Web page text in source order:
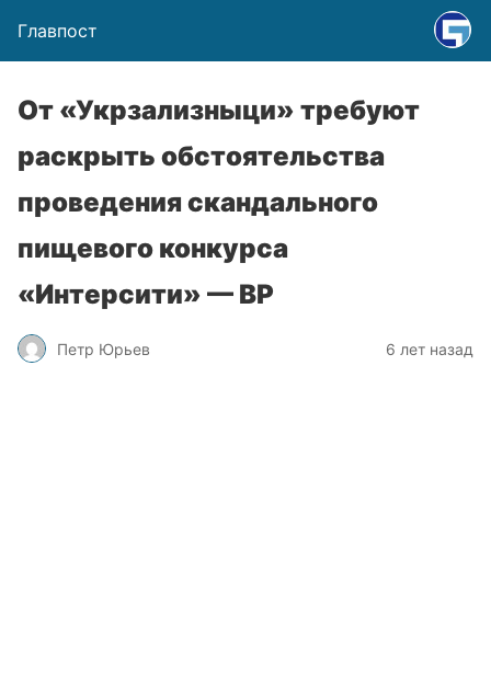
Главпост
От «Укрзализныци» требуют
раскрыть обстоятельства
проведения скандального
пищевого конкурса
«Интерсити» — ВР
Петр Юрьев 6 лет назад